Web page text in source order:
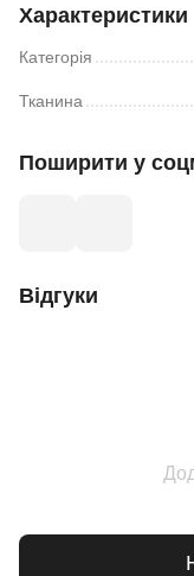
Характеристики
Категорія
Тканина
Поширити у
Відгуки